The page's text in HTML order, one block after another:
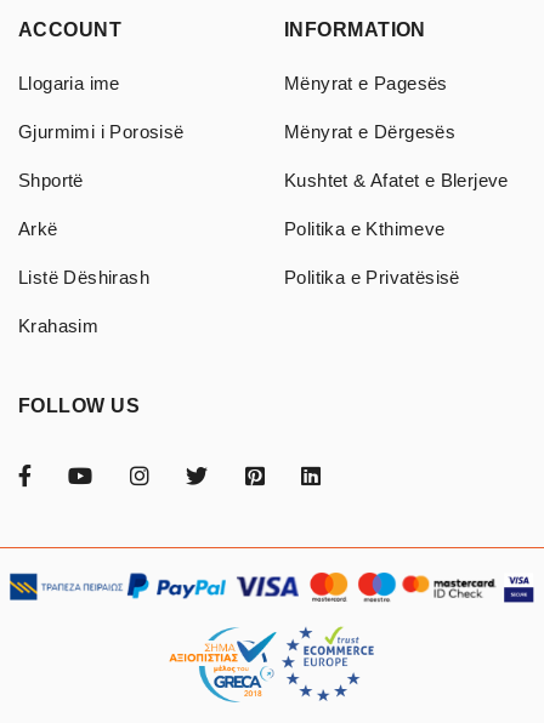
ACCOUNT
Llogaria ime
Gjurmimi i Porosisë
Shportë
Arkë
Listë Dëshirash
Krahasim
INFORMATION
Mënyrat e Pagesës
Mënyrat e Dërgesës
Kushtet & Afatet e Blerjeve
Politika e Kthimeve
Politika e Privatësisë
FOLLOW US